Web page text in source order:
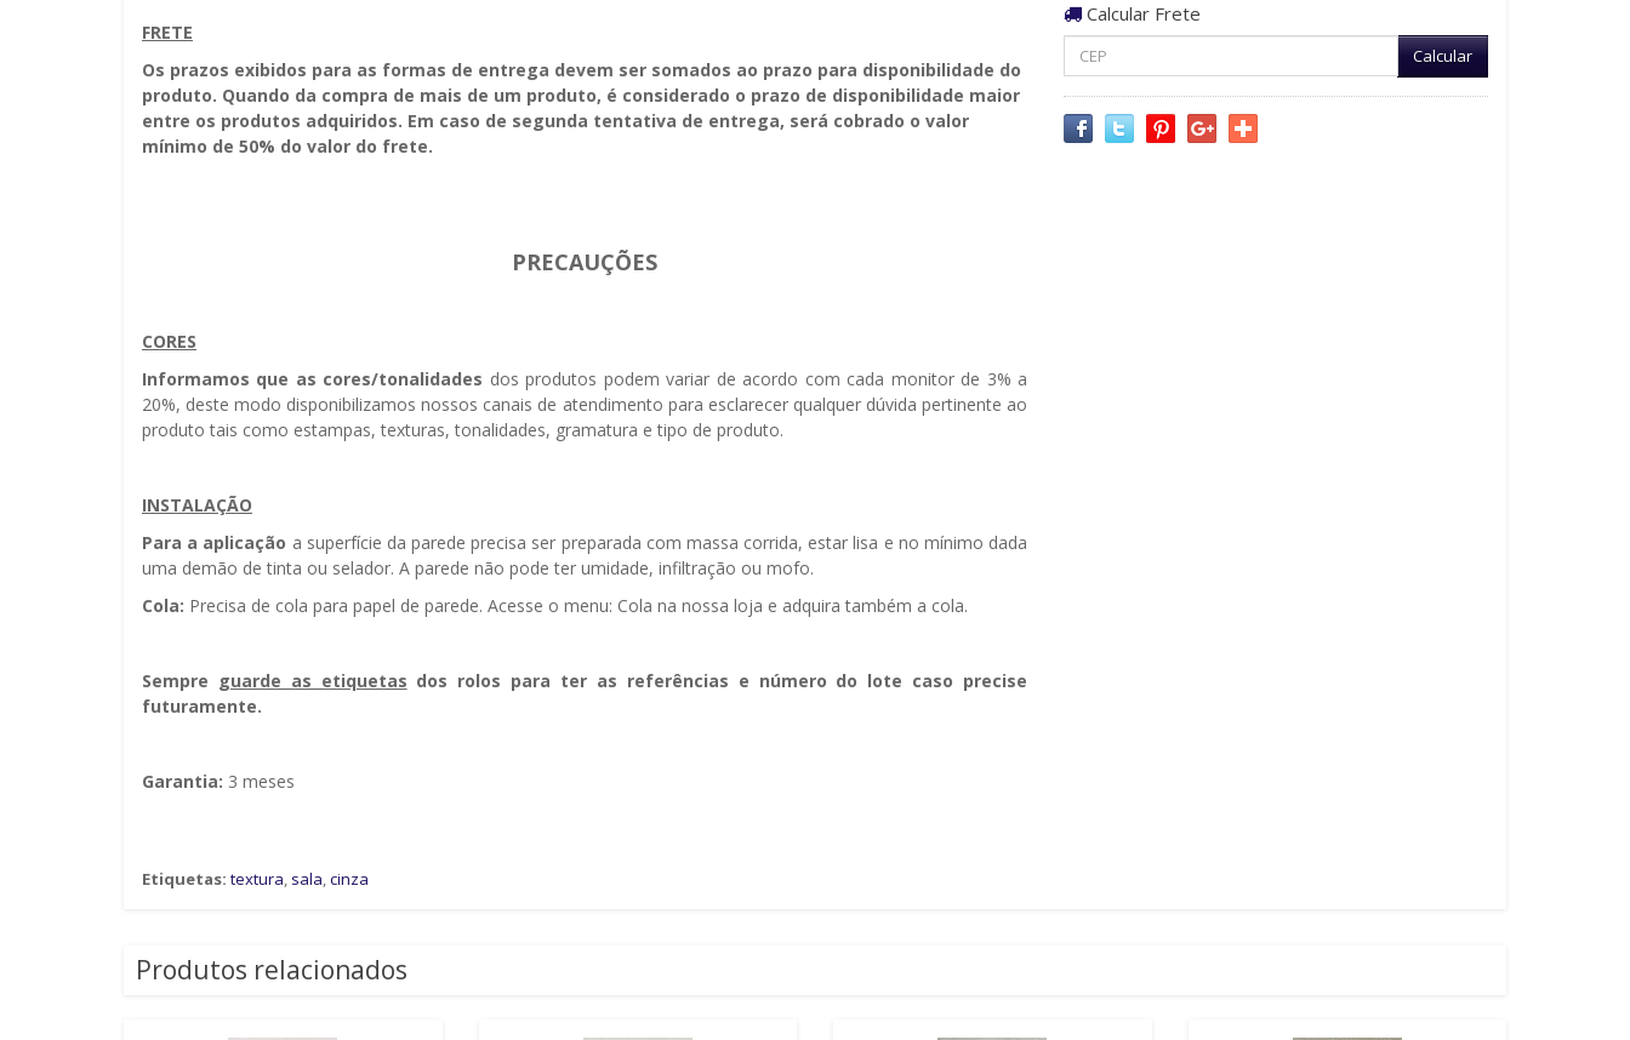
Calcular Frete
Calcular
FRETE
Os prazos exibidos para as formas de entrega devem ser somados ao prazo para disponibilidade do
produto. Quando da compra de mais de um produto, é considerado o prazo de disponibilidade maior
entre os produtos adquiridos. Em caso de segunda tentativa de entrega, será cobrado o valor
mínimo de 50% do valor do frete.
PRECAUÇÕES
CORES
Informamos que as cores/tonalidades dos produtos podem variar de acordo com cada monitor de 3% a
20%, deste modo disponibilizamos nossos canais de atendimento para esclarecer qualquer dúvida pertinente ao
produto tais como estampas, texturas, tonalidades, gramatura e tipo de produto.
INSTALAÇÃO
Para a aplicação a superfície da parede precisa ser preparada com massa corrida, estar lisa e no mínimo dada
uma demão de tinta ou selador. A parede não pode ter umidade, infiltração ou mofo.
Cola: Precisa de cola para papel de parede. Acesse o menu: Cola na nossa loja e adquira também a cola.
Sempre guarde as etiquetas dos rolos para ter as referências e número do lote caso precise
futuramente.
Garantia: 3 meses
Etiquetas: textura, sala,cinza
Produtos relacionados